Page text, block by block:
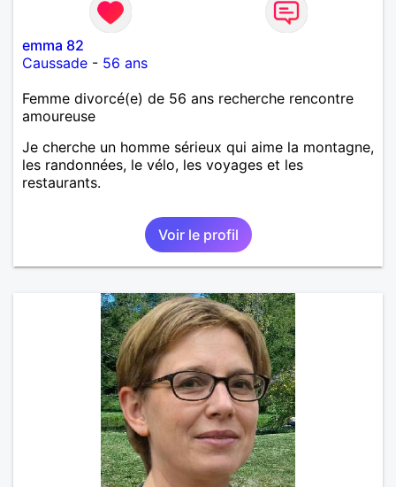
emma 82
Caussade - 56 ans
Femme divorcé(e) de 56 ans recherche rencontre
amoureuse
Je cherche un homme sérieux qui aime la montagne,
les randonnées, le vélo, les voyages et les
restaurants.
Voir le profil